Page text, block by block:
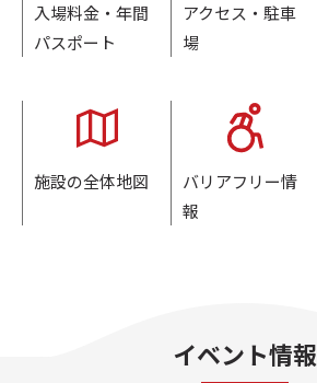
入場料金・年間
パスポート
アクセス・駐車
場
施設の全体地図
バリアフリー情
報
イベント情報